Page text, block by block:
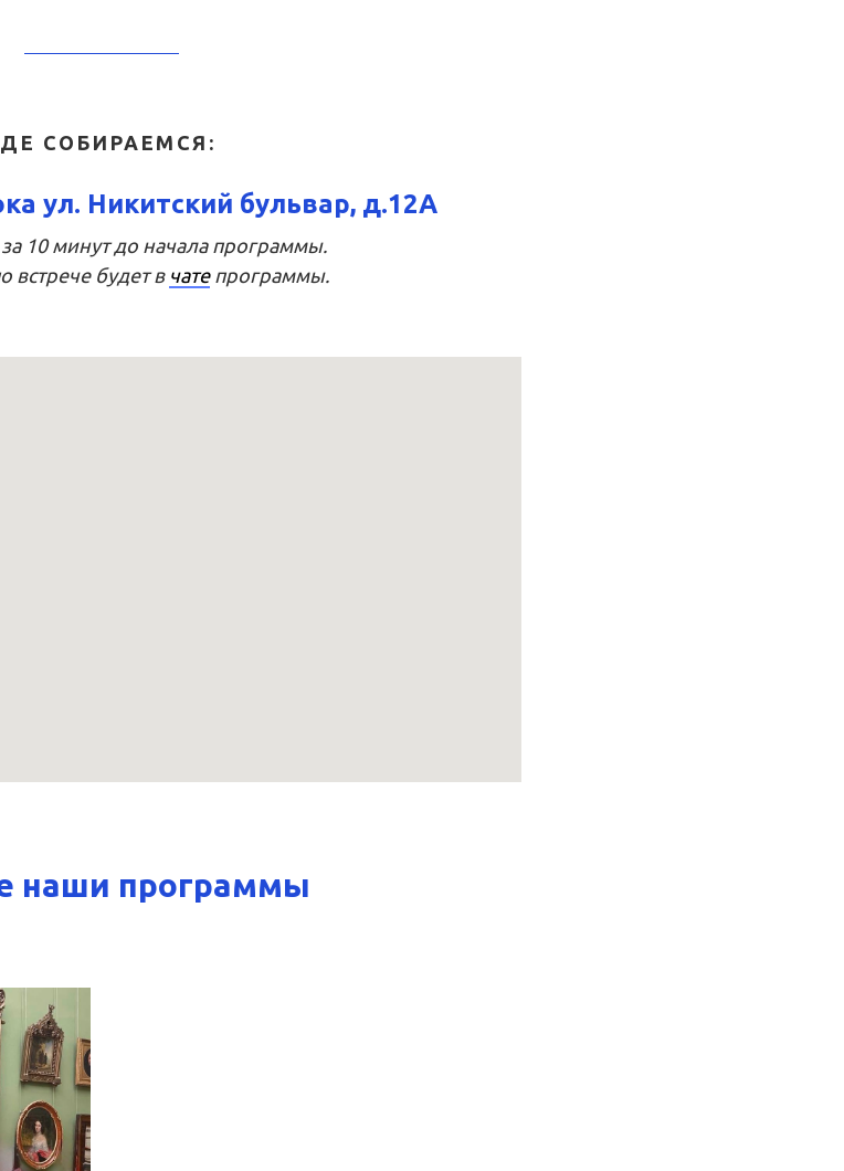
СОБИРАЕМСЯ:
ул. Никитский бульвар, д.12А
10 минут до начала программы.
встрече будет в чатепрограммы.
наши программы